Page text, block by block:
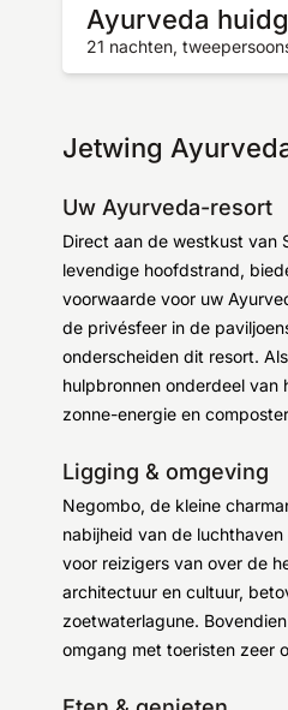
Ayurveda
21 nachten,
Jetwing
Uw Ayurveda-resort
Direct aan de westkust van
levendige hoofdstrand,
voorwaarde voor uw
de privésfeer in de
onderscheiden dit resort.
hulpbronnen onderdeel
zonne-energie en
Ligging & omgeving
Negombo, de kleine
nabijheid van de
voor reizigers van over de
architectuur en cultuur,
zoetwaterlagune.
omgang met toeristen zeer